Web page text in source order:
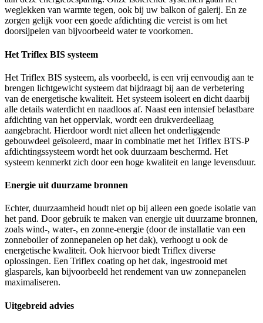
weglekken van warmte tegen, ook bij uw balkon of galerij. En ze
zorgen gelijk voor een goede afdichting die vereist is om het
doorsijpelen van bijvoorbeeld water te voorkomen.
Het Triflex BIS systeem
Het Triflex BIS systeem, als voorbeeld, is een vrij eenvoudig aan te
brengen lichtgewicht systeem dat bijdraagt bij aan de verbetering
van de energetische kwaliteit. Het systeem isoleert en dicht daarbij
alle details waterdicht en naadloos af. Naast een intensief belastbare
afdichting van het oppervlak, wordt een drukverdeellaag
aangebracht. Hierdoor wordt niet alleen het onderliggende
gebouwdeel geïsoleerd, maar in combinatie met het Triflex BTS-P
afdichtingssysteem wordt het ook duurzaam beschermd. Het
systeem kenmerkt zich door een hoge kwaliteit en lange levensduur.
Energie uit duurzame bronnen
Echter, duurzaamheid houdt niet op bij alleen een goede isolatie van
het pand. Door gebruik te maken van energie uit duurzame bronnen,
zoals wind-, water-, en zonne-energie (door de installatie van een
zonneboiler of zonnepanelen op het dak), verhoogt u ook de
energetische kwaliteit. Ook hiervoor biedt Triflex diverse
oplossingen. Een Triflex coating op het dak, ingestrooid met
glasparels, kan bijvoorbeeld het rendement van uw zonnepanelen
maximaliseren.
Uitgebreid advies